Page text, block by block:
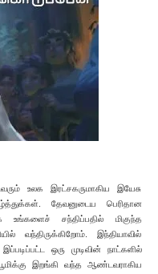
உலக இரட்சகருமாகிய இயேசு
தேவனுடைய பெரிதான
சந்திப்பதில் மிகுந்த
வந்திருக்கிறோம். இந்தியாவில்
ஒரு முடிவின் நாட்களில்
இறங்கி வந்த ஆண்டவராகிய